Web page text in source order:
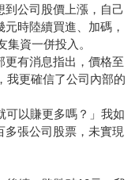
公司股價上漲，自己
時陸續買進、加碼，
資一併投入。
更有消息指出，價格至
我更確信了公司內部的
可以賺更多嗎？」我如
張公司股票，未實現